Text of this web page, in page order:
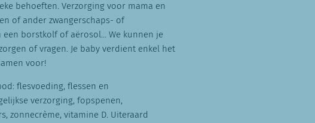
behoeften. Verzorging voor mama en
of ander zwangerschaps- of
borstkolf of aërosol... We kunnen je
of vragen. Je baby verdient enkel het
voor!
flesvoeding, flessen en
verzorging, fopspenen,
zonnecrème, vitamine D. Uiteraard